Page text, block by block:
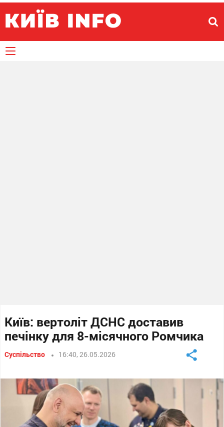
Київ: вертоліт ДСНС доставив
печінку для 8-місячного Ромчика
Суспільство 16:40, 26.05.2026